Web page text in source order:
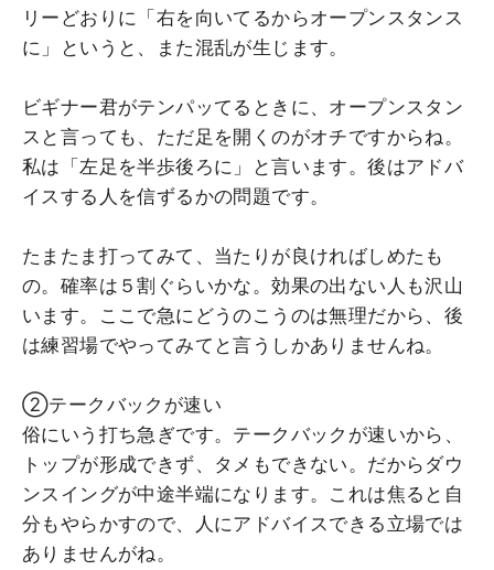
リーどおりに「右を向いてるからオープンスタンス
に」というと、また混乱が生じます。
ビギナー君がテンパッてるときに、オープンスタン
スと言っても、ただ足を開くのがオチですからね。
私は「左足を半歩後ろに」と言います。後はアドバ
イスする人を信ずるかの問題です。
たまたま打ってみて、当たりが良ければしめたも
の。確率は５割ぐらいかな。効果の出ない人も沢山
います。ここで急にどうのこうのは無理だから、後
は練習場でやってみてと言うしかありませんね。
②テークバックが速い
俗にいう打ち急ぎです。テークバックが速いから、
トップが形成できず、タメもできない。だからダウ
ンスイングが中途半端になります。これは焦ると自
分もやらかすので、人にアドバイスできる立場では
ありませんがね。